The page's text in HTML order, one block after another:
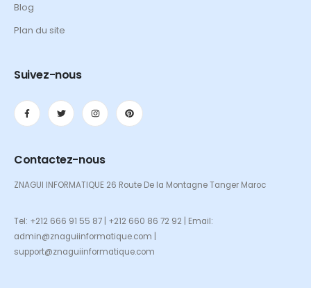
Blog
Plan du site
Suivez-nous
Contactez-nous
ZNAGUI INFORMATIQUE 26 Route De la Montagne Tanger Maroc
Tel: +212 666 91 55 87 | +212 660 86 72 92 | Email:
admin@znaguiinformatique.com |
support@znaguiinformatique.com